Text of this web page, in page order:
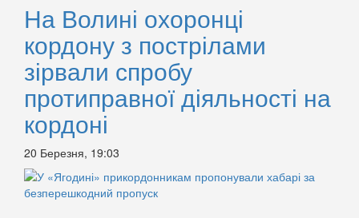
На Волині охоронці
кордону з пострілами
зірвали спробу
протиправної діяльності на
кордоні
20 Березня, 19:03